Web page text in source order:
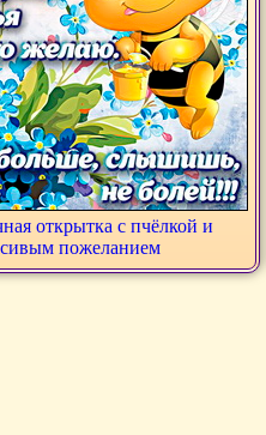
открытка с пчёлкой и
пожеланием